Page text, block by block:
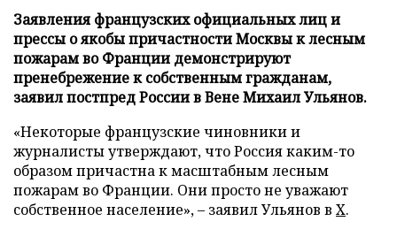
Заявления французских официальных лиц и
прессы о якобы причастности Москвы к лесным
пожарам во Франции демонстрируют
пренебрежение к собственным гражданам,
заявил постпред России в Вене Михаил Ульянов.
«Некоторые французские чиновники и
журналисты утверждают, что Россия каким-то
образом причастна к масштабным лесным
пожарам во Франции. Они просто не уважают
собственное население», – заявил Ульянов в X.